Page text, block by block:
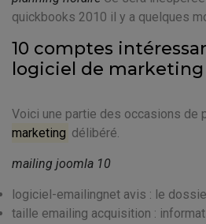
quickbooks 2010 il y a quelques
10 comptes
logiciel de marketing
Voici une partie des occasions de
marketing délibéré.
mailing joomla 10
logiciel-emailingnet avis : le
taille emailing acquisition :